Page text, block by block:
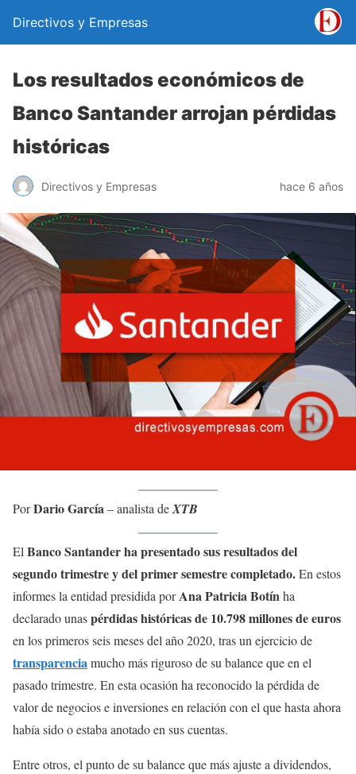
Directivos y Empresas
Los resultados económicos de
Banco Santander arrojan pérdidas
históricas
Directivos y Empresas hace 6 años
PorDario García– analista deXTB
El Banco Santander ha presentado sus resultados del
segundo trimestre y del primer semestre completado.En estos
informes la entidad presidida porAna Patricia Botínha
declarado unaspérdidas históricas de 10.798 millones de euros
en los primeros seis meses del año 2020, tras un ejercicio de
transparenciamucho más riguroso de su balance que en el
pasado trimestre. En esta ocasión ha reconocido la pérdida de
valor de negocios e inversiones en relación con el que hasta ahora
había sido o estaba anotado en sus cuentas.
Entre otros, el punto de su balance que más ajuste a dividendos,